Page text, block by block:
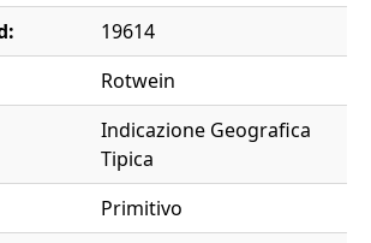
19614
Rotwein
Indicazione Geografica
Tipica
Primitivo